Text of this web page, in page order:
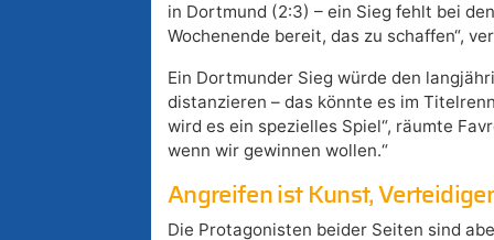
in Dortmund (2:3) – ein Sieg fehlt bei
Wochenende bereit, das zu schaffen“,
Ein Dortmunder Sieg würde den
distanzieren – das könnte es im
wird es ein spezielles Spiel“, räumte
wenn wir gewinnen wollen.“
Angreifen ist Kunst,
Die Protagonisten beider Seiten sind